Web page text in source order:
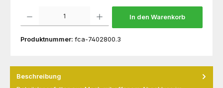
In den Warenkorb
Produktnummer: fca-7402800.3
Beschreibung